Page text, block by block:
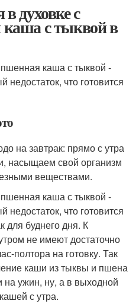
духовке с
с тыквой в
каша с тыквой -
что готовится
на завтрак: прямо с утра
насыщаем свой организм
веществами.
каша с тыквой -
что готовится
для буднего дня. К
не имеют достаточно
полтора на готовку. Так
каши из тыквы и пшена
на ужин, ну, а в выходной
с утра.